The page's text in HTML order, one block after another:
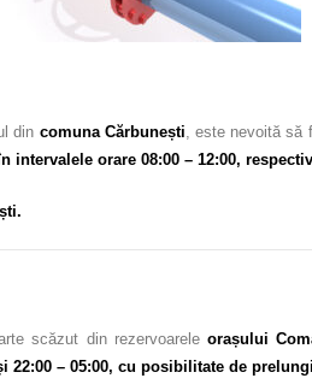
din comuna Cărbunești , este nevoită
orare 08:00 – 12:00,
scăzut din rezervoareleorașului
22:00 – 05:00, cu posibilitate de